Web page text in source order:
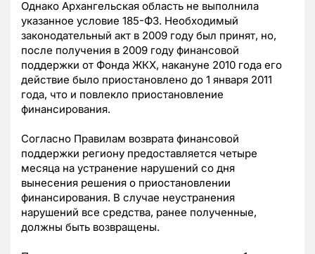
Однако Архангельская область не выполнила
указанное условие 185-ФЗ. Необходимый
законодательный акт в 2009 году был принят, но,
после получения в 2009 году финансовой
поддержки от Фонда ЖКХ, накануне 2010 года его
действие было приостановлено до 1 января 2011
года, что и повлекло приостановление
финансирования.
Согласно Правилам возврата финансовой
поддержки региону предоставляется четыре
месяца на устранение нарушений со дня
вынесения решения о приостановлении
финансирования. В случае неустранения
нарушений все средства, ранее полученные,
должны быть возвращены.